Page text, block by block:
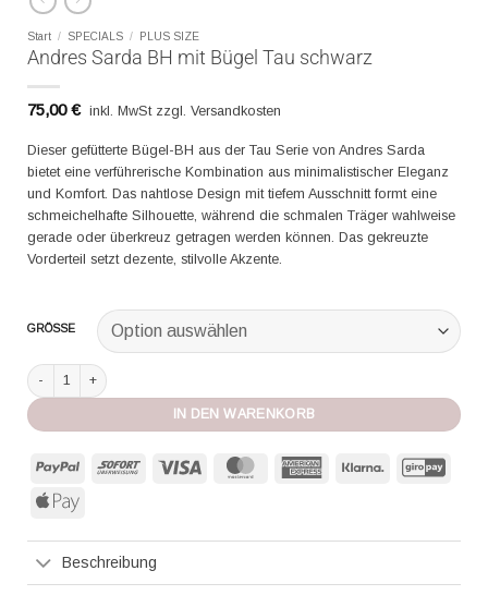
Start / SPECIALS / PLUS SIZE
Andres Sarda BH mit Bügel Tau schwarz
75,00€ inkl. MwSt zzgl. Versandkosten
Dieser gefütterte Bügel-BH aus der Tau Serie von Andres Sarda
bietet eine verführerische Kombination aus minimalistischer Eleganz
und Komfort. Das nahtlose Design mit tiefem Ausschnitt formt eine
schmeichelhafte Silhouette, während die schmalen Träger wahlweise
gerade oder überkreuz getragen werden können. Das gekreuzte
Vorderteil setzt dezente, stilvolle Akzente.
GRÖSSE
Andres Sarda BH mit Bügel Tau schwarz Menge
IN DEN WARENKORB
PayPal Sofort MasterCard American
Klarna
Apple
Beschreibung